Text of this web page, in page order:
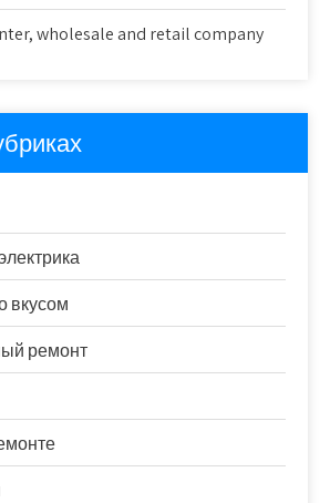
wholesale and retail company
вкусом
ремонт